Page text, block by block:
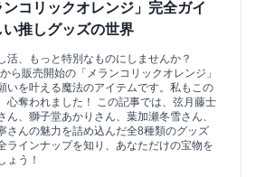
コリックオレンジ」完全ガイ
い推しグッズの世界
活、もっと特別なものにしませんか？
ら販売開始の「メランコリックオレンジ」
いを叶える魔法のアイテムです。私もこの
心奪われました！ この記事では、弦月藤士
ん、獅子堂あかりさん、葉加瀬冬雪さん、
さんの魅力を詰め込んだ全8種類のグッズ
ラインナップを知り、あなただけの宝物を
ょう！